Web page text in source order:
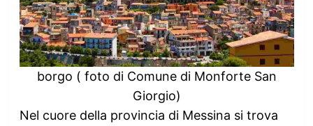
borgo ( foto di Comune di Monforte San
Giorgio)
Nel cuore della provincia di Messina si trova